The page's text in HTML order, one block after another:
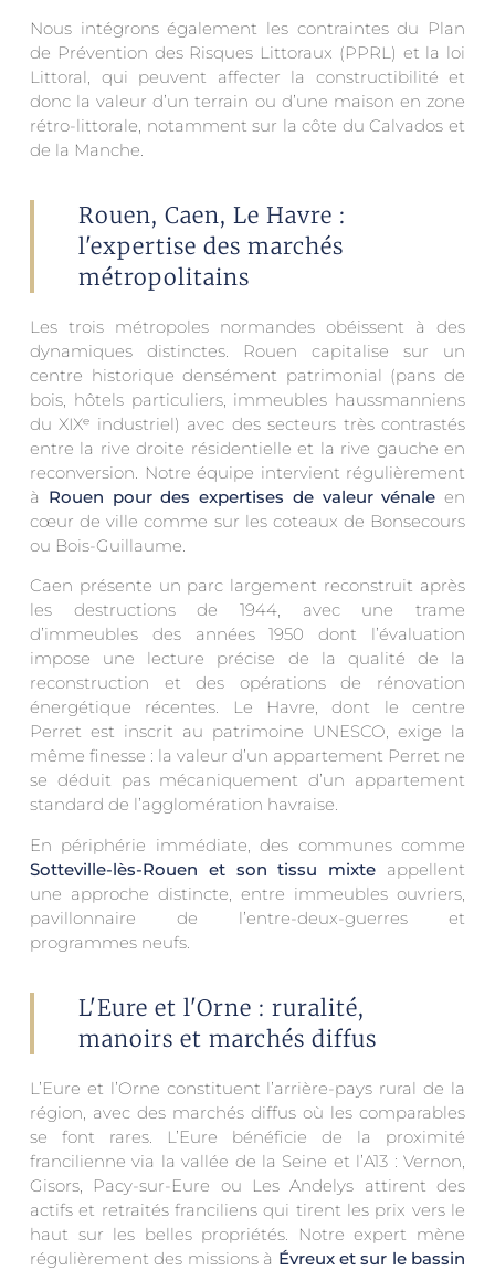
Nous intégrons également les contraintes du Plan
de Prévention des Risques Littoraux (PPRL) et la loi
Littoral, qui peuvent affecter la constructibilité et
donc la valeur d’un terrain ou d’une maison en zone
rétro-littorale, notamment sur la côte du Calvados et
de la Manche.
Rouen, Caen, Le Havre :
l'expertise des marchés
métropolitains
Les trois métropoles normandes obéissent à des
dynamiques distinctes. Rouen capitalise sur un
centre historique densément patrimonial (pans de
bois, hôtels particuliers, immeubles haussmanniens
du XIXᵉ industriel) avec des secteurs très contrastés
entre la rive droite résidentielle et la rive gauche en
reconversion. Notre équipe intervient régulièrement
à Rouen pour des expertises de valeur vénale en
cœur de ville comme sur les coteaux de Bonsecours
ou Bois-Guillaume.
Caen présente un parc largement reconstruit après
les destructions de 1944, avec une trame
d’immeubles des années 1950 dont l’évaluation
impose une lecture précise de la qualité de la
reconstruction et des opérations de rénovation
énergétique récentes. Le Havre, dont le centre
Perret est inscrit au patrimoine UNESCO, exige la
même finesse : la valeur d’un appartement Perret ne
se déduit pas mécaniquement d’un appartement
standard de l’agglomération havraise.
En périphérie immédiate, des communes comme
Sotteville-lès-Rouen et son tissu mixte appellent
une approche distincte, entre immeubles ouvriers,
pavillonnaire de l’entre-deux-guerres et
programmes neufs.
L'Eure et l'Orne : ruralité,
manoirs et marchés diffus
L’Eure et l’Orne constituent l’arrière-pays rural de la
région, avec des marchés diffus où les comparables
se font rares. L’Eure bénéficie de la proximité
francilienne via la vallée de la Seine et l’A13 : Vernon,
Gisors, Pacy-sur-Eure ou Les Andelys attirent des
actifs et retraités franciliens qui tirent les prix vers le
haut sur les belles propriétés. Notre expert mène
régulièrement des missions à Évreux et sur le bassin